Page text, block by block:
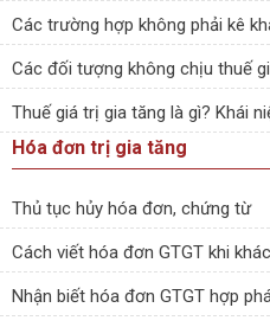
Các trường hợp không phải kê
Các đối tượng không chịu thuế
Thuế giá trị gia tăng là gì? Khái
Hóa đơn trị gia tăng
Thủ tục hủy hóa đơn, chứng từ
Cách viết hóa đơn GTGT khi
Nhận biết hóa đơn GTGT hợp